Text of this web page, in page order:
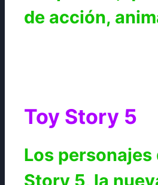
de acción,
Toy Story 5
Los
Story 5, la